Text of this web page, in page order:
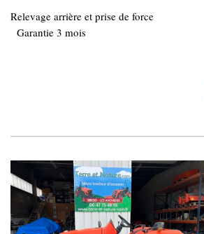
Relevage arrière et prise de force
Garantie 3 mois